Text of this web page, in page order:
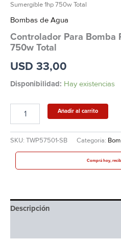
Sumergible 1hp 750w Total
Bombas de Agua
Controlador Para Bomba
750w Total
USD 33,00
Disponibilidad: Hay existencias
Añadir al carrito
SKU: TWP57501-SB Categoría:
Comprá hoy,
Descripción